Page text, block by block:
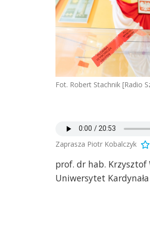
Fot. Robert Stachnik [Radio
Zaprasza Piotr Kobalczyk
prof. dr hab. Krzysztof
Uniwersytet